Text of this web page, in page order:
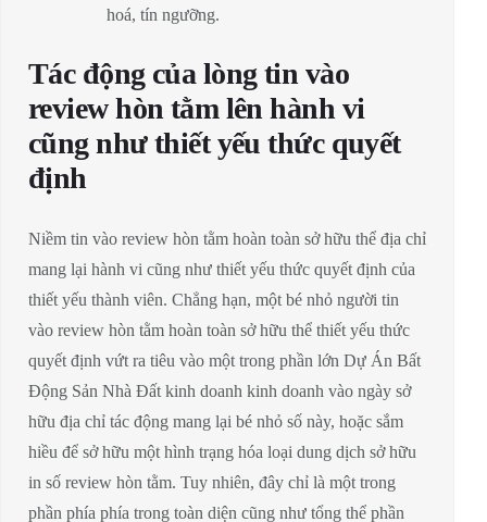
hoá, tín ngưỡng.
Tác động của lòng tin vào
review hòn tằm lên hành vi
cũng như thiết yếu thức quyết
định
Niềm tin vào review hòn tằm hoàn toàn sở hữu thể địa chỉ
mang lại hành vi cũng như thiết yếu thức quyết định của
thiết yếu thành viên. Chẳng hạn, một bé nhỏ người tin
vào review hòn tằm hoàn toàn sở hữu thể thiết yếu thức
quyết định vứt ra tiêu vào một trong phần lớn Dự Án Bất
Động Sản Nhà Đất kinh doanh kinh doanh vào ngày sở
hữu địa chỉ tác động mang lại bé nhỏ số này, hoặc sắm
hiều để sở hữu một hình trạng hóa loại dung dịch sở hữu
in số review hòn tằm. Tuy nhiên, đây chỉ là một trong
phần phía phía trong toàn diện cũng như tổng thể phần